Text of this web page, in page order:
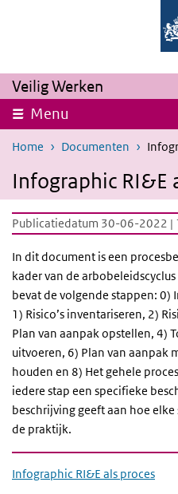
Overslaan en naar de inhoud gaan
Veilig Werken
Menu
Home Documenten
Infographic RI&E
Publicatiedatum 30-06-2022 |
In dit document is een
kader van de
bevat de volgende stappen:
1) Risico’s inventariseren, 2)
Plan van aanpak opstellen, 4)
uitvoeren, 6) Plan van aanpak
houden en 8) Het gehele
iedere stap een specifieke
beschrijving geeft aan hoe
de praktijk.
Infographic RI&E als proces